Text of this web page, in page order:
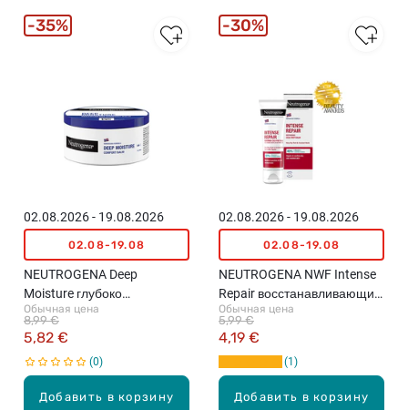
Добавить в корзину
02.08.2026 - 19.08.2026
02.08-19.08
NEUTROGENA Deep
Moisture глубоко
увлажняющий бальзам,
300мл
Обычная цена
5,82 €
8,99 €
0
35%
Добавить в корзину
02.08.2026 - 19.08.2026
02.08-19.08
NEUTROGENA NWF Intense
Repair восстанавливающий
CICA крем для ног, 50мл
Обычная цена
4,19 €
5,99 €
1
30%